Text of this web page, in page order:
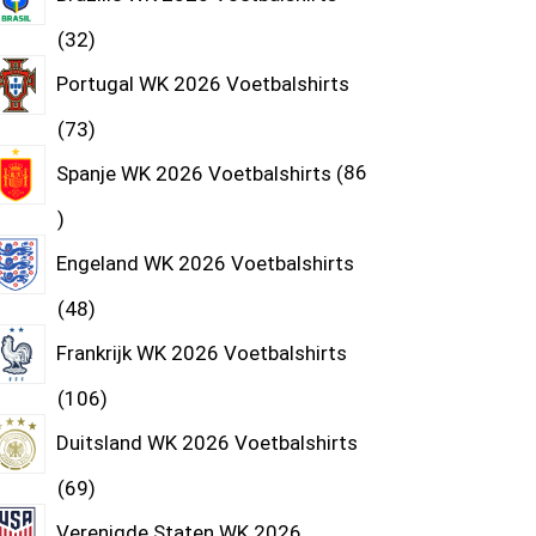
32
Portugal WK 2026 Voetbalshirts
73
Spanje WK 2026 Voetbalshirts 86
Engeland WK 2026 Voetbalshirts
48
Frankrijk WK 2026 Voetbalshirts
106
Duitsland WK 2026 Voetbalshirts
69